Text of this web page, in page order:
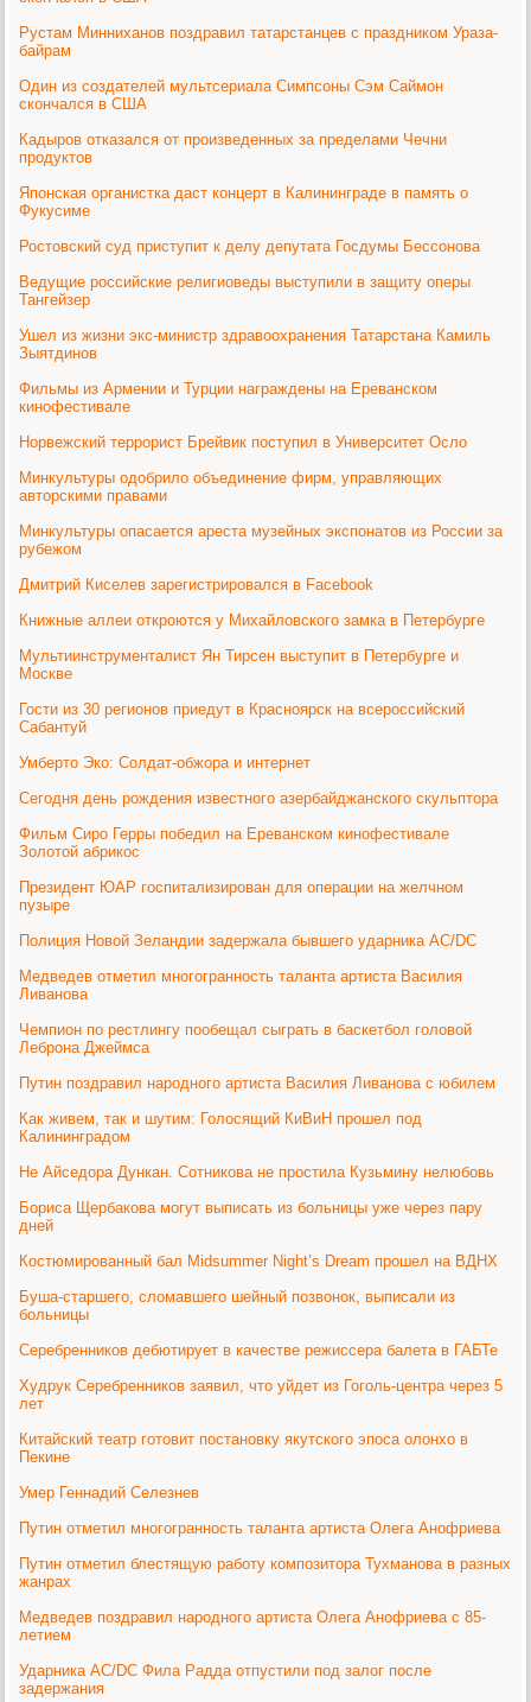
Рустам Минниханов поздравил татарстанцев с праздником Ураза-
байрам
Один из создателей мультсериала Симпсоны Сэм Саймон
скончался в США
Кадыров отказался от произведенных за пределами Чечни
продуктов
Японская органистка даст концерт в Калининграде в память о
Фукусиме
Ростовский суд приступит к делу депутата Госдумы Бессонова
Ведущие российские религиоведы выступили в защиту оперы
Тангейзер
Ушел из жизни экс-министр здравоохранения Татарстана Камиль
Зыятдинов
Фильмы из Армении и Турции награждены на Ереванском
кинофестивале
Норвежский террорист Брейвик поступил в Университет Осло
Минкультуры одобрило объединение фирм, управляющих
авторскими правами
Минкультуры опасается ареста музейных экспонатов из России за
рубежом
Дмитрий Киселев зарегистрировался в Facebook
Книжные аллеи откроются у Михайловского замка в Петербурге
Мультиинструменталист Ян Тирсен выступит в Петербурге и
Москве
Гости из 30 регионов приедут в Красноярск на всероссийский
Сабантуй
Умберто Эко: Солдат-обжора и интернет
Сегодня день рождения известного азербайджанского скульптора
Фильм Сиро Герры победил на Ереванском кинофестивале
Золотой абрикос
Президент ЮАР госпитализирован для операции на желчном
пузыре
Полиция Новой Зеландии задержала бывшего ударника AC/DC
Медведев отметил многогранность таланта артиста Василия
Ливанова
Чемпион по рестлингу пообещал сыграть в баскетбол головой
Леброна Джеймса
Путин поздравил народного артиста Василия Ливанова с юбилем
Как живем, так и шутим: Голосящий КиВиН прошел под
Калининградом
Не Айседора Дункан. Сотникова не простила Кузьмину нелюбовь
Бориса Щербакова могут выписать из больницы уже через пару
дней
Костюмированный бал Midsummer Night’s Dream прошел на ВДНХ
Буша-старшего, сломавшего шейный позвонок, выписали из
больницы
Cеребренников дебютирует в качестве режиссера балета в ГАБТе
Худрук Серебренников заявил, что уйдет из Гоголь-центра через 5
лет
Китайский театр готовит постановку якутского эпоса олонхо в
Пекине
Умер Геннадий Селезнев
Путин отметил многогранность таланта артиста Олега Анофриева
Путин отметил блестящую работу композитора Тухманова в разных
жанрах
Медведев поздравил народного артиста Олега Анофриева с 85-
летием
Ударника AC/DC Фила Радда отпустили под залог после
задержания